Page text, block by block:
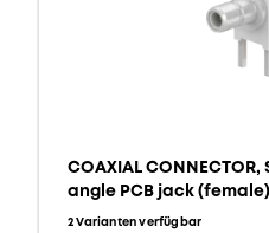
COAXIAL
angle PCB jack (female)
2 Varianten verfügbar